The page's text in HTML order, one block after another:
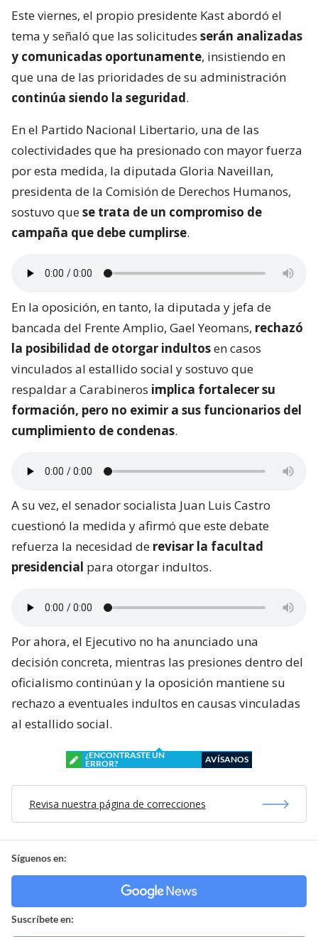
Este viernes, el propio presidente Kast abordó el
tema y señaló que las solicitudes serán analizadas
y comunicadas oportunamente, insistiendo en
que una de las prioridades de su administración
continúa siendo la seguridad.
En el Partido Nacional Libertario, una de las
colectividades que ha presionado con mayor fuerza
por esta medida, la diputada Gloria Naveillan,
presidenta de la Comisión de Derechos Humanos,
sostuvo quese trata de un compromiso de
campaña que debe cumplirse.
En la oposición, en tanto, la diputada y jefa de
bancada del Frente Amplio, Gael Yeomans, rechazó
la posibilidad de otorgar indultosen casos
vinculados al estallido social y sostuvo que
respaldar a Carabineros implica fortalecer su
formación, pero no eximir a sus funcionarios del
cumplimiento de condenas.
A su vez, el senador socialista Juan Luis Castro
cuestionó la medida y afirmó que este debate
refuerza la necesidad de revisar la facultad
presidencial para otorgar indultos.
Por ahora, el Ejecutivo no ha anunciado una
decisión concreta, mientras las presiones dentro del
oficialismo continúan y la oposición mantiene su
rechazo a eventuales indultos en causas vinculadas
al estallido social.
¿ENCONTRASTE UN
ERROR?
AVÍSANOS
Revisa nuestra página de correcciones
Síguenos en:
Suscríbete en: